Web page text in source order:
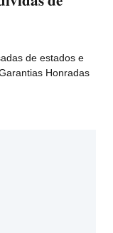
de estados e
Honradas